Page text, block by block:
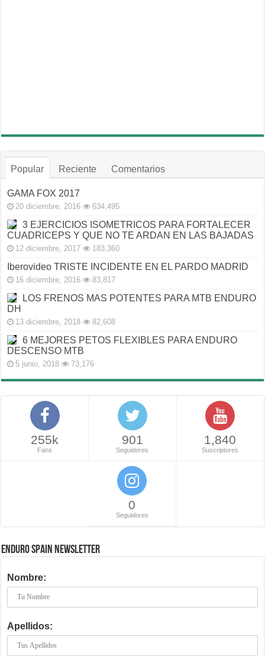
Popular Reciente Comentarios
GAMA FOX 2017
20 diciembre, 2016 634,495
3 EJERCICIOS ISOMETRICOS PARA FORTALECER
CUADRICEPS Y QUE NO TE ARDAN EN LAS BAJADAS
12 diciembre, 2017 183,360
Iberovideo TRISTE INCIDENTE EN EL PARDO MADRID
16 diciembre, 2016 83,817
LOS FRENOS MAS POTENTES PARA MTB ENDURO
DH
13 diciembre, 2018 82,608
6 MEJORES PETOS FLEXIBLES PARA ENDURO
DESCENSO MTB
5 junio, 2018 73,176
255k
Fans
901
Seguidores
1,840
Suscriptores
0
Seguidores
ENDURO SPAIN NEWSLETTER
Nombre:
Apellidos: